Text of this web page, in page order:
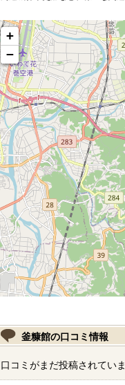
+
−
釜糠館の口コミ情報
口コミがまだ投稿されていま